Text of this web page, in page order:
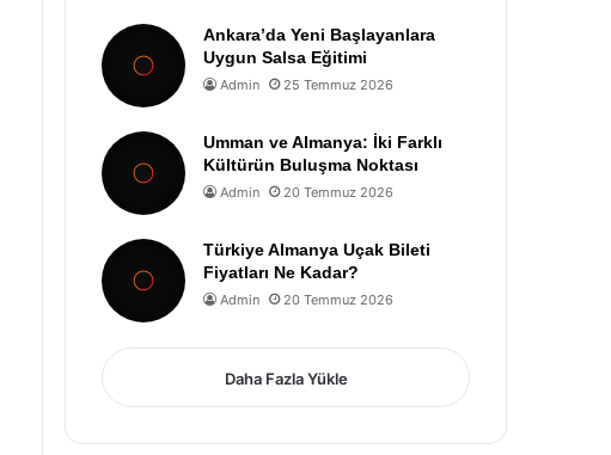
Ankara’da Yeni Başlayanlara
Uygun Salsa Eğitimi
Admin 25 Temmuz 2026
Umman ve Almanya: İki Farklı
Kültürün Buluşma Noktası
Admin 20 Temmuz 2026
Türkiye Almanya Uçak Bileti
Fiyatları Ne Kadar?
Admin 20 Temmuz 2026
Daha Fazla Yükle